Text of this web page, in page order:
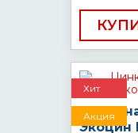
Хит
Акция
Экоцин